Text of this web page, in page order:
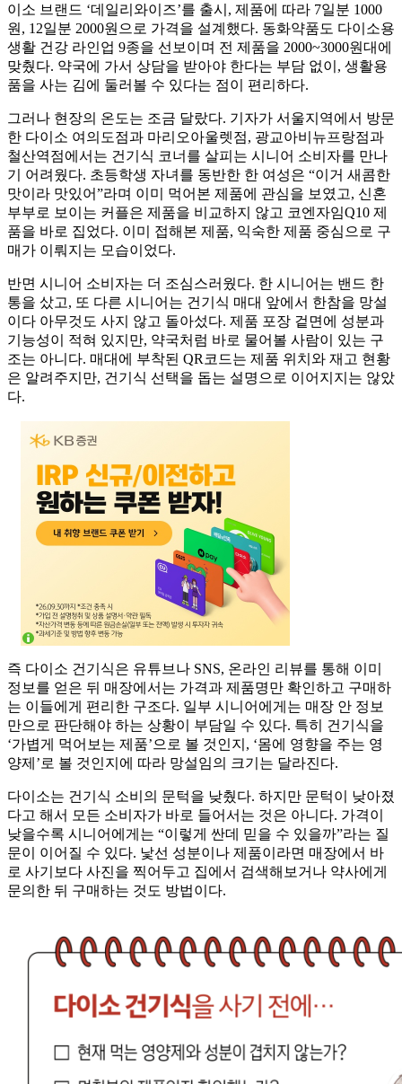
이소 브랜드 ‘데일리와이즈’를 출시, 제품에 따라 7일분 1000
원, 12일분 2000원으로 가격을 설계했다. 동화약품도 다이소용
생활 건강 라인업 9종을 선보이며 전 제품을 2000~3000원대에
맞췄다. 약국에 가서 상담을 받아야 한다는 부담 없이, 생활용
품을 사는 김에 둘러볼 수 있다는 점이 편리하다.
그러나 현장의 온도는 조금 달랐다. 기자가 서울지역에서 방문
한 다이소 여의도점과 마리오아울렛점, 광교아비뉴프랑점과
철산역점에서는 건기식 코너를 살피는 시니어 소비자를 만나
기 어려웠다. 초등학생 자녀를 동반한 한 여성은 “이거 새콤한
맛이라 맛있어”라며 이미 먹어본 제품에 관심을 보였고, 신혼
부부로 보이는 커플은 제품을 비교하지 않고 코엔자임Q10 제
품을 바로 집었다. 이미 접해본 제품, 익숙한 제품 중심으로 구
매가 이뤄지는 모습이었다.
반면 시니어 소비자는 더 조심스러웠다. 한 시니어는 밴드 한
통을 샀고, 또 다른 시니어는 건기식 매대 앞에서 한참을 망설
이다 아무것도 사지 않고 돌아섰다. 제품 포장 겉면에 성분과
기능성이 적혀 있지만, 약국처럼 바로 물어볼 사람이 있는 구
조는 아니다. 매대에 부착된 QR코드는 제품 위치와 재고 현황
은 알려주지만, 건기식 선택을 돕는 설명으로 이어지지는 않았
다.
즉 다이소 건기식은 유튜브나 SNS, 온라인 리뷰를 통해 이미
정보를 얻은 뒤 매장에서는 가격과 제품명만 확인하고 구매하
는 이들에게 편리한 구조다. 일부 시니어에게는 매장 안 정보
만으로 판단해야 하는 상황이 부담일 수 있다. 특히 건기식을
‘가볍게 먹어보는 제품’으로 볼 것인지, ‘몸에 영향을 주는 영
양제’로 볼 것인지에 따라 망설임의 크기는 달라진다.
다이소는 건기식 소비의 문턱을 낮췄다. 하지만 문턱이 낮아졌
다고 해서 모든 소비자가 바로 들어서는 것은 아니다. 가격이
낮을수록 시니어에게는 “이렇게 싼데 믿을 수 있을까”라는 질
문이 이어질 수 있다. 낯선 성분이나 제품이라면 매장에서 바
로 사기보다 사진을 찍어두고 집에서 검색해보거나 약사에게
문의한 뒤 구매하는 것도 방법이다.